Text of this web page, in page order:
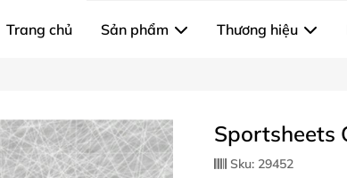
Trang chủ Sản phẩm Thương hiệu
Sportsheets
Sku: 29452